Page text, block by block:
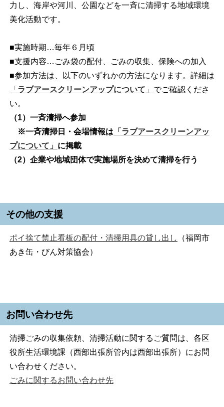
力し、海岸や河川、公園などを一斉に清掃する地域環境
美化活動です。
■実施時期…毎年６月頃
■支援内容…ごみ袋の配付、ごみの収集、保険への加入
■参加方法は、以下のいずれかの方法になります。詳細は
「 ラブアースクリーンアップについて 」 でご確認くださ
い。
（1）一斉清掃へ参加
※一斉清掃日・会場情報は 「ラブアースクリーンアッ
プについて」 に掲載
（2）企業や地域団体で実施場所を決めて清掃を行う
その他の支援
ポイ捨て禁止看板の配付・清掃用具の貸し出し
（福岡市
あき缶・びん対策協会）
お問い合わせ先
清掃ごみの収集依頼、清掃活動に関するご質問は、各区
役所生活環境課（西部出張所管内は西部出張所）にお問
い合わせください。
ごみに関するお問い合わせ先